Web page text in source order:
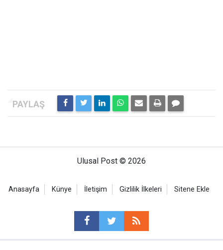
Ulusal Post © 2026
Anasayfa Künye İletişim Gizlilik İlkeleri Sitene Ekle